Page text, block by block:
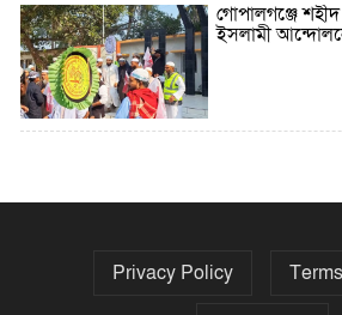
গোপালগঞ্জে
ইসলামী
নির্বাচনের
Privacy Policy